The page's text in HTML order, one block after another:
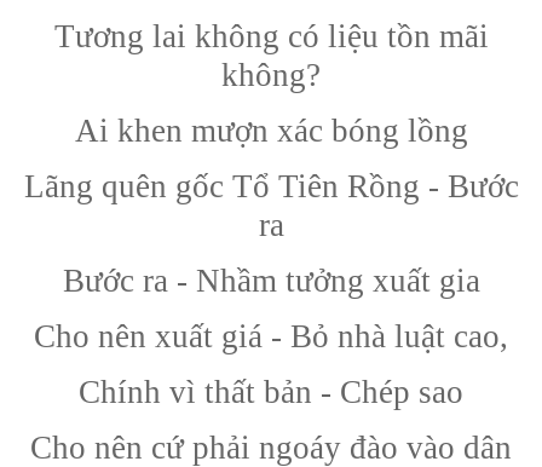
Tương lai không có liệu tồn mãi
không?
Ai khen mượn xác bóng lồng
Lãng quên gốc Tổ Tiên Rồng - Bước
ra
Bước ra - Nhầm tưởng xuất gia
Cho nên xuất giá - Bỏ nhà luật cao,
Chính vì thất bản - Chép sao
Cho nên cứ phải ngoáy đào vào dân